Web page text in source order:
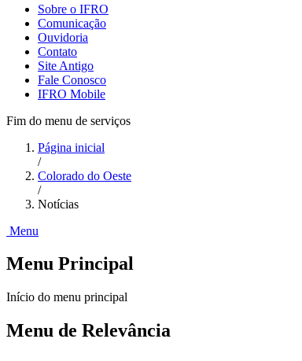
Sobre o IFRO
Comunicação
Ouvidoria
Contato
Site Antigo
Fale Conosco
IFRO Mobile
Fim do menu de serviços
Página inicial
/
Colorado do Oeste
/
Notícias
Menu
Menu Principal
Início do menu principal
Menu de Relevância